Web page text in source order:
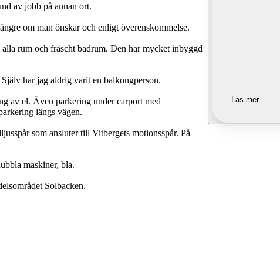
av jobb på annan ort.
om man önskar och enligt överenskommelse.
rum och fräscht badrum. Den har mycket inbyggd
har jag aldrig varit en balkongperson.
av el. Även parkering under carport med
längs vägen.
som ansluter till Vitbergets motionsspår. På
maskiner, bla.
Solbacken.
Läs mer